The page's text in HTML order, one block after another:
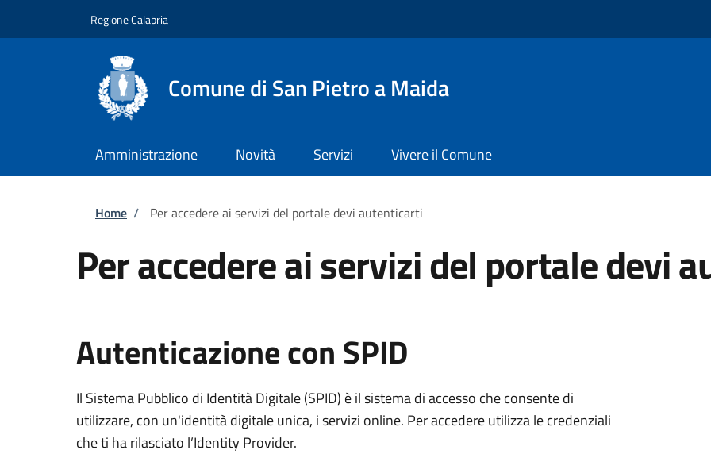
Regione Calabria
Comune di San Pietro a Maida
Amministrazione Novità Servizi Vivere il Comune
Briciole di pane
Home / Per accedere ai servizi del portale devi autenticarti
Per accedere ai servizi del portale devi
Autenticazione con SPID
Il Sistema Pubblico di Identità Digitale (SPID) è il sistema di accesso che consente di
utilizzare, con un'identità digitale unica, i servizi online. Per accedere utilizza le credenziali
che ti ha rilasciato l’Identity Provider.